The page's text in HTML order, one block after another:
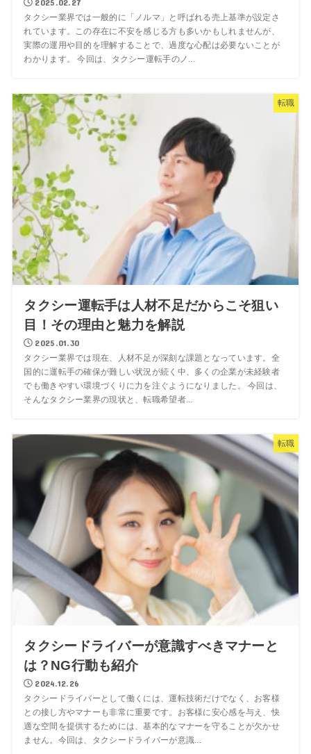
2025.02.27
タクシー業界では一般的に「ノルマ」と呼ばれる売上基準が設定さ
れています。この存在に不安を感じる方も多いかもしれませんが、
実際の運用や目的を理解することで、過度な心配は必要ないことが
わかります。 今回は、タクシー運転手のノ...
転職
タクシー運転手は人材不足だからこそ狙い
目！その理由と魅力を解説
2025.01.30
タクシー業界では現在、人材不足が深刻な課題となっています。全
国的に運転手の確保が難しい状況が続く中、多くの企業が未経験者
でも働きやすい環境づくりに力を注ぐようになりました。 今回は、
そんなタクシー業界の現状と、転職希望者...
転職
タクシードライバーが意識すべきマナーと
は？NG行動も紹介
2024.12.26
タクシードライバーとして働くには、運転技術だけでなく、お客様
との接し方やマナーも非常に重要です。お客様に安心感を与え、快
適な空間を提供するためには、基本的なマナーを守ることが欠かせ
ません。今回は、タクシードライバーが意識...